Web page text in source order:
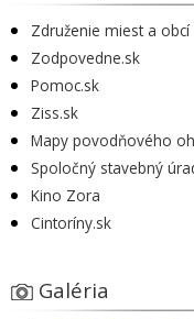
Združenie miest a obcí
Zodpovedne.sk
Pomoc.sk
Ziss.sk
Mapy povodňového
Spoločný stavebný
Kino Zora
Cintoríny.sk
Galéria